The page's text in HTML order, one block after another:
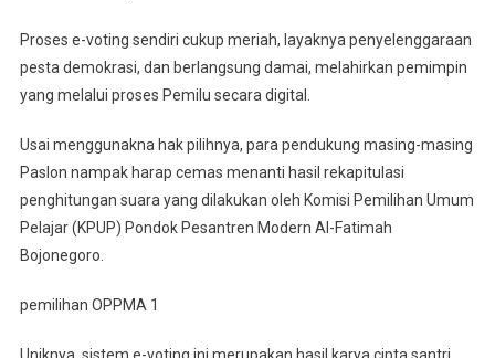
Proses e-voting sendiri cukup meriah, layaknya penyelenggaraan
pesta demokrasi, dan berlangsung damai, melahirkan pemimpin
yang melalui proses Pemilu secara digital.
Usai menggunakna hak pilihnya, para pendukung masing-masing
Paslon nampak harap cemas menanti hasil rekapitulasi
penghitungan suara yang dilakukan oleh Komisi Pemilihan Umum
Pelajar (KPUP) Pondok Pesantren Modern Al-Fatimah
Bojonegoro.
pemilihan OPPMA 1
Uniknya, sistem e-voting ini merupakan hasil karya cipta santri